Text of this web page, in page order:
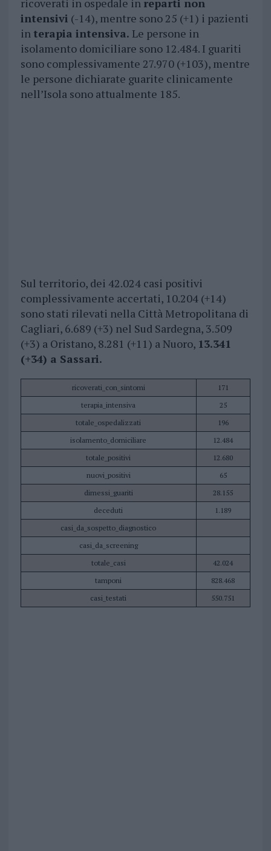
ricoverati in ospedale in reparti non
intensivi (-14), mentre sono 25 (+1) i pazienti
in terapia intensiva. Le persone in
isolamento domiciliare sono 12.484. I guariti
sono complessivamente 27.970 (+103), mentre
le persone dichiarate guarite clinicamente
nell’Isola sono attualmente 185.
Sul territorio, dei 42.024 casi positivi
complessivamente accertati, 10.204 (+14)
sono stati rilevati nella Città Metropolitana di
Cagliari, 6.689 (+3) nel Sud Sardegna, 3.509
(+3) a Oristano, 8.281 (+11) a Nuoro, 13.341
(+34) a Sassari.
ricoverati_con_sintomi
171
terapia_intensiva
25
totale_ospedalizzati
196
isolamento_domiciliare
12.484
totale_positivi
12.680
nuovi_positivi
65
dimessi_guariti
28.155
deceduti
1.189
casi_da_sospetto_diagnostico
casi_da_screening
totale_casi
42.024
tamponi
828.468
casi_testati
550.751